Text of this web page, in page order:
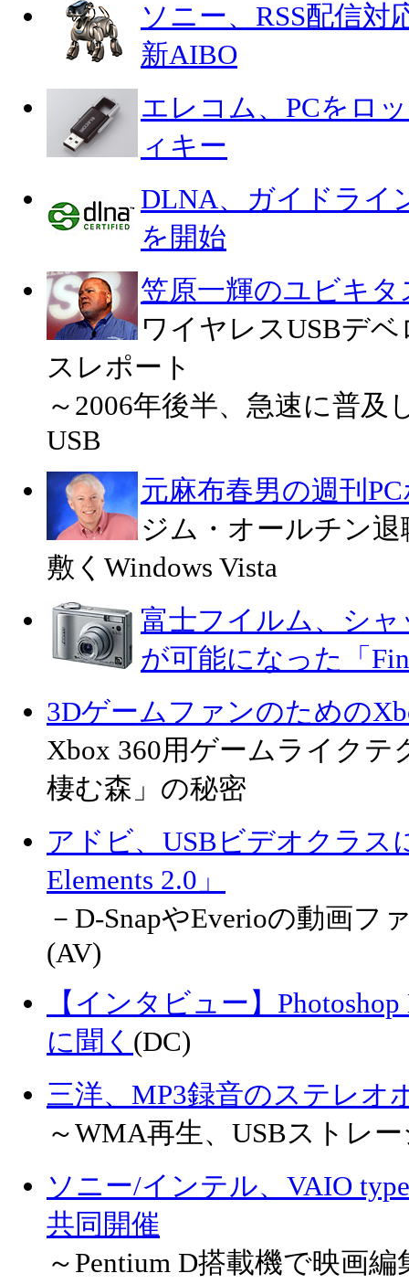
ソニー、RSS配信
新AIBO
エレコム、PCをロ
ィキー
DLNA、ガイドライ
を開始
笠原一輝のユビキタ
ワイヤレスUSBデ
スレポート
～2006年後半、急速に普
USB
元麻布春男の週刊
ジム・オールチン
敷くWindows Vista
富士フイルム、シ
が可能になった「
3Dゲームファンのための
Xbox 360用ゲームライク
棲む森」の秘密
アドビ、USBビデオクラス
Elements 2.0」
－D-SnapやEverioの動画フ
(AV)
【インタビュー】
に聞く (DC)
三洋、MP3録音のステレオ
～WMA再生、USBストレ
ソニー/インテル、VAIO
共同開催
～Pentium D搭載機で映画